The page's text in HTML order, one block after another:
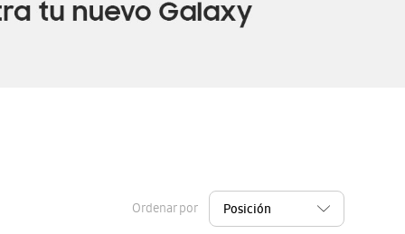
Ordenar por